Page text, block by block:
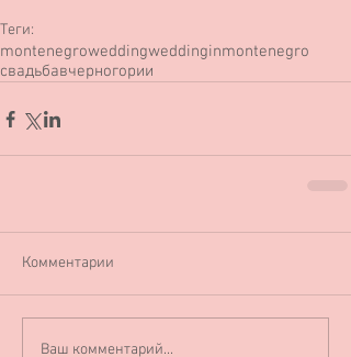
Теги:
montenegroweddingweddinginmontenegro
свадьбавчерногории
Комментарии
Ваш комментарий...